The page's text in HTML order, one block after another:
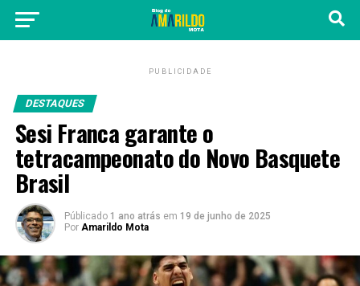
PUBLICIDADE
DESTAQUES
Sesi Franca garante o
tetracampeonato do Novo Basquete
Brasil
Públicado 1 ano atrás em 19 de junho de 2025
Por Amarildo Mota